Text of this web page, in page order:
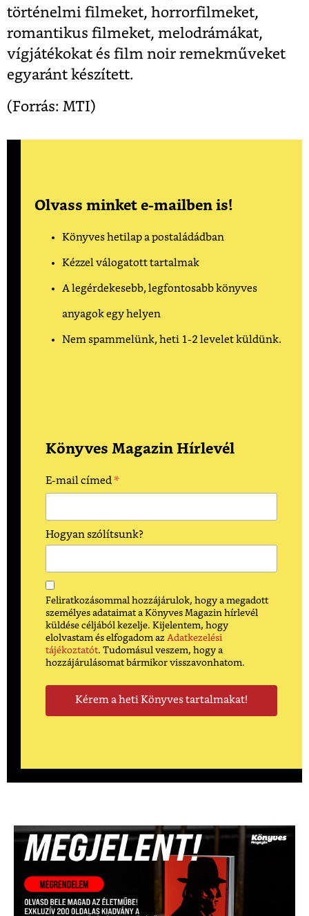
történelmi filmeket, horrorfilmeket,
romantikus filmeket, melodrámákat,
vígjátékokat és film noir remekműveket
egyaránt készített.
(Forrás: MTI)
Olvass minket e-mailben is!
Könyves hetilap a postaládádban
Kézzel válogatott tartalmak
A legérdekesebb, legfontosabb könyves
anyagok egy helyen
Nem spammelünk, heti 1-2 levelet küldünk.
Könyves Magazin Hírlevél
E-mail címed *
Hogyan szólítsunk?
Feliratkozásommal hozzájárulok, hogy a megadott
személyes adataimat a Könyves Magazin hírlevél
küldése céljából kezelje. Kijelentem, hogy
elolvastam és elfogadom az Adatkezelési
tájékoztatót. Tudomásul veszem, hogy a
hozzájárulásomat bármikor visszavonhatom.